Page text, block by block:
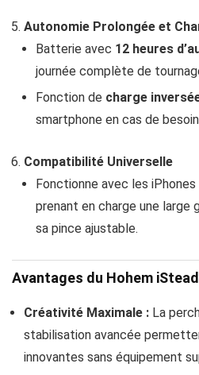
Autonomie Prolongée et
Batterie avec 12 heures
journée complète de
Fonction de charge
smartphone en cas de
Compatibilité Universelle
Fonctionne avec les
prenant en charge une large
sa pince ajustable.
Avantages du Hohem
Créativité Maximale : La
stabilisation avancée
innovantes sans équipement